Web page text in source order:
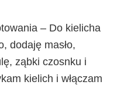
– Do kielicha
dodaję masło,
ząbki czosnku i
kielich i włączam